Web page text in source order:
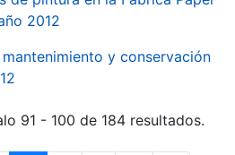
2012
y conservación
91 - 100 de 184 resultados.